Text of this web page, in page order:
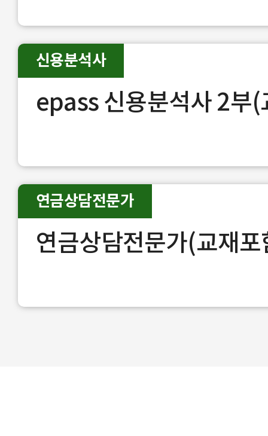
epass 신용분석사 2부(
신용분석사
연금상담전문가(교재
연금상담전문가